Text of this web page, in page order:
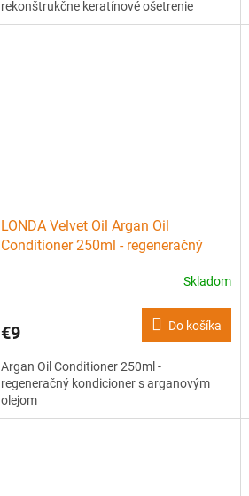
rekonštrukčne keratínové ošetrenie
LONDA Velvet Oil Argan Oil
Conditioner 250ml - regeneračný
Skladom
€9 Do košíka
Argan Oil Conditioner 250ml -
regeneračný kondicioner s arganovým
olejom